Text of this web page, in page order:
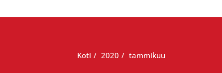
Koti 2020 tammikuu